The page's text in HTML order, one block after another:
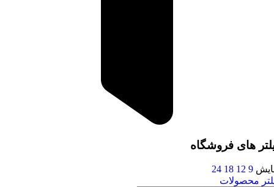
های فروشگاه
9
12
18
24
محصولات